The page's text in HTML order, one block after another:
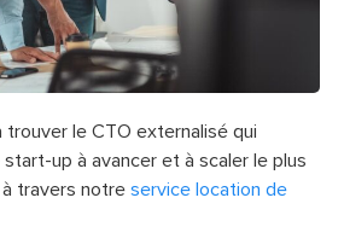
trouver le CTO externalisé qui
up à avancer et à scaler le plus
travers notre service location de